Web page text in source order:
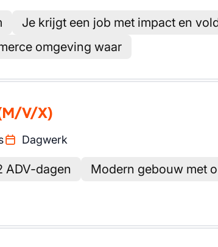
Je krijgt een job met impact en
omgeving waar
V/X)
Dagwerk
ADV-dagen
Modern gebouw met